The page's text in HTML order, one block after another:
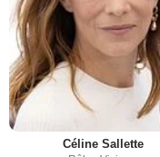
Céline Sallette